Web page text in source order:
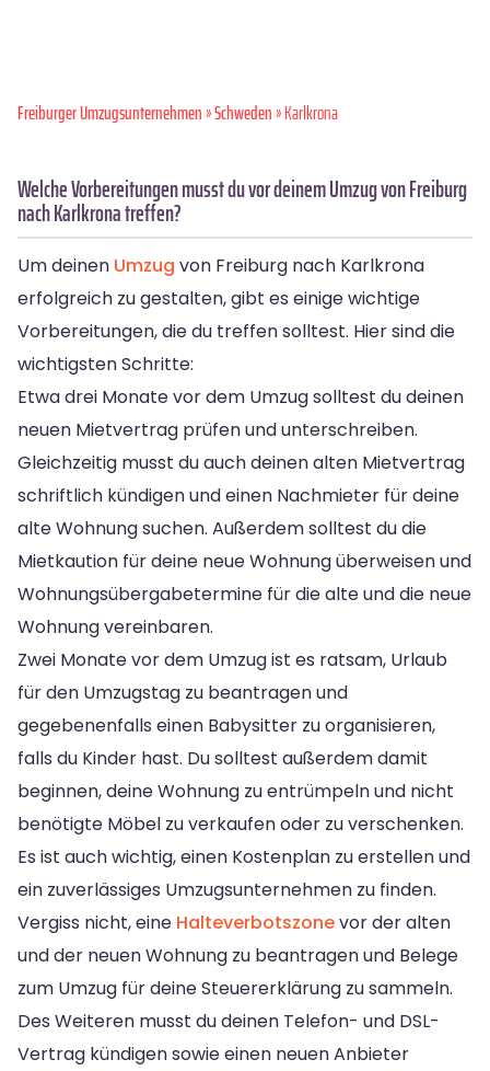
Freiburger Umzugsunternehmen»Schweden» Karlkrona
Welche Vorbereitungen musst du vor deinem Umzug von Freiburg
nach Karlkrona treffen?
Um deinen Umzug von Freiburg nach Karlkrona
erfolgreich zu gestalten, gibt es einige wichtige
Vorbereitungen, die du treffen solltest. Hier sind die
wichtigsten Schritte:
Etwa drei Monate vor dem Umzug solltest du deinen
neuen Mietvertrag prüfen und unterschreiben.
Gleichzeitig musst du auch deinen alten Mietvertrag
schriftlich kündigen und einen Nachmieter für deine
alte Wohnung suchen. Außerdem solltest du die
Mietkaution für deine neue Wohnung überweisen und
Wohnungsübergabetermine für die alte und die neue
Wohnung vereinbaren.
Zwei Monate vor dem Umzug ist es ratsam, Urlaub
für den Umzugstag zu beantragen und
gegebenenfalls einen Babysitter zu organisieren,
falls du Kinder hast. Du solltest außerdem damit
beginnen, deine Wohnung zu entrümpeln und nicht
benötigte Möbel zu verkaufen oder zu verschenken.
Es ist auch wichtig, einen Kostenplan zu erstellen und
ein zuverlässiges Umzugsunternehmen zu finden.
Vergiss nicht, eine Halteverbotszonevor der alten
und der neuen Wohnung zu beantragen und Belege
zum Umzug für deine Steuererklärung zu sammeln.
Des Weiteren musst du deinen Telefon- und DSL-
Vertrag kündigen sowie einen neuen Anbieter